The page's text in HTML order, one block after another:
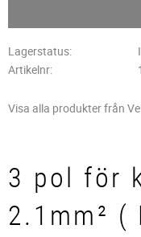
Lagerstatus
Artikelnr
Visa alla produkter från
3 pol för
2.1mm² (